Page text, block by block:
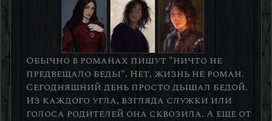
Обычно в романах пишут "ничто не
предвещало беды". Нет, жизнь не роман.
Сегодняшний день просто дышал бедой.
Из каждого угла, взгляда служки или
голоса родителей она сквозила. А еще от